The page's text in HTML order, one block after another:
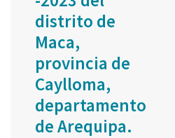
distrito de
Maca,
provincia de
Caylloma,
departamento
de Arequipa.